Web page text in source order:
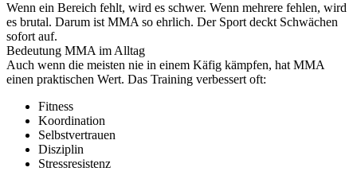
Wenn ein Bereich fehlt, wird es schwer. Wenn mehrere fehlen, wird
es brutal. Darum ist MMA so ehrlich. Der Sport deckt Schwächen
sofort auf.
Bedeutung MMA im Alltag
Auch wenn die meisten nie in einem Käfig kämpfen, hat MMA
einen praktischen Wert. Das Training verbessert oft:
Fitness
Koordination
Selbstvertrauen
Disziplin
Stressresistenz